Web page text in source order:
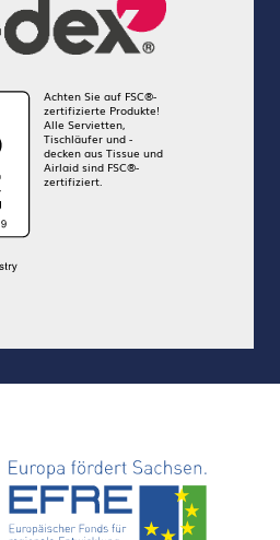
Achten Sie auf FSC®-
zertifizierte Produkte!
Alle Servietten,
Tischläufer und -
decken aus Tissue und
Airlaid sind FSC®-
zertifiziert.